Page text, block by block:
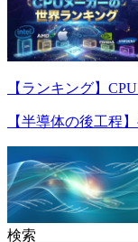
【ランキング】
【半導体の後工程
検索